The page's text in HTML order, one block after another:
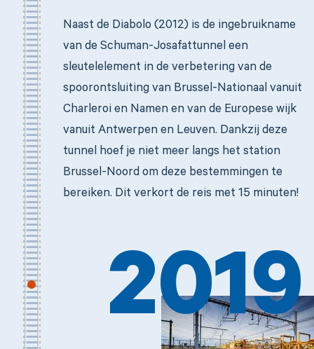
Naast de Diabolo (2012) is de ingebruikname
van de Schuman-Josafattunnel een
sleutelelement in de verbetering van de
spoorontsluiting van Brussel-Nationaal vanuit
Charleroi en Namen en van de Europese wijk
vanuit Antwerpen en Leuven. Dankzij deze
tunnel hoef je niet meer langs het station
Brussel-Noord om deze bestemmingen te
bereiken. Dit verkort de reis met 15 minuten!
2019